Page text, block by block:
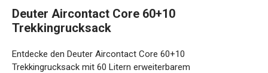
Deuter Aircontact Core 60+10
Trekkingrucksack
Entdecke den Deuter Aircontact Core 60+10
Trekkingrucksack mit 60 Litern erweiterbarem